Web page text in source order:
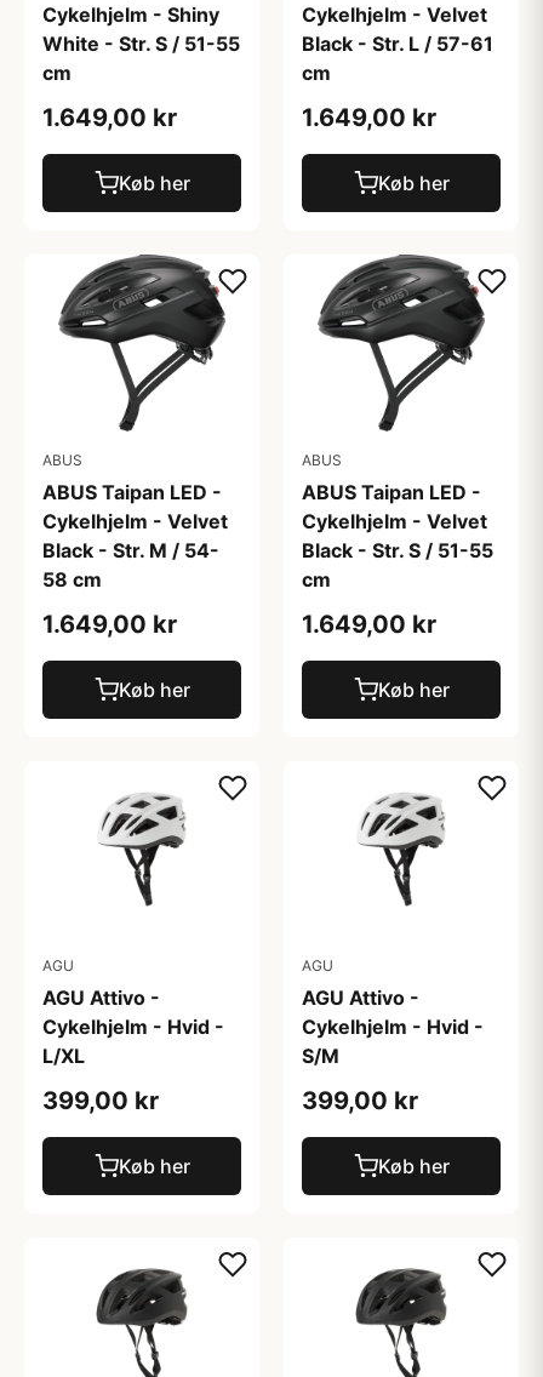
Cykelhjelm - Shiny
White - Str. S / 51-55
cm
1.649,00 kr
Køb her
Cykelhjelm - Velvet
Black - Str. L / 57-61
cm
1.649,00 kr
Køb her
ABUS
ABUS Taipan LED -
Cykelhjelm - Velvet
Black - Str. M / 54-
58 cm
1.649,00 kr
Køb her
ABUS
ABUS Taipan LED -
Cykelhjelm - Velvet
Black - Str. S / 51-55
cm
1.649,00 kr
Køb her
AGU
AGU Attivo -
Cykelhjelm - Hvid -
L/XL
399,00 kr
Køb her
AGU
AGU Attivo -
Cykelhjelm - Hvid -
S/M
399,00 kr
Køb her